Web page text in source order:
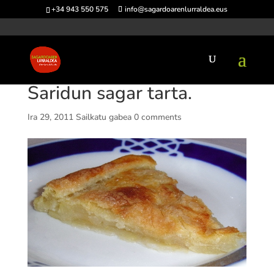
+34 943 550 575 info@sagardoarenlurraldea.eus
Saridun sagar tarta.
Ira 29, 2011 Sailkatu gabea 0 comments